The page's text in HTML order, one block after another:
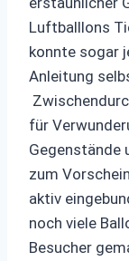
Luftballlons
konnte sogar
Anleitung
für
Gegenstände
zum
aktiv
noch viele
Besucher